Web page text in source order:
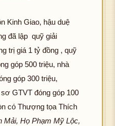
Kinh Giao, hậu duệ
đã lập quỹ giải
trị giá 1 tỷ đồng , quỹ
góp 500 triệu, nhà
góp 300 triệu,
GTVT đóng góp 100
có Thượng tọa Thích
Mải, Họ Phạm Mỹ Lộc,